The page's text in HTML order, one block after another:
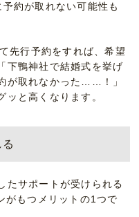
約が取れない可能性も
先行予約をすれば、希望
下鴨神社で結婚式を挙げ
が取れなかった……！」
ッと高くなります。
たサポートが受けられる
がもつメリットの1つで